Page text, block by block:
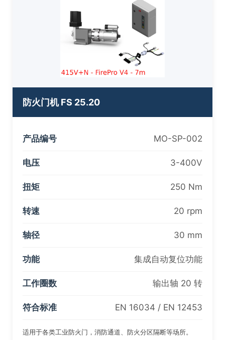
防火门机 FS 25.20
产品编号 MO-SP-002
电压 3-400V
扭矩 250 Nm
转速 20 rpm
轴径 30 mm
功能 集成自动复位功能
工作圈数 输出轴 20 转
符合标准 EN 16034 / EN 12453
适用于各类工业防火门，消防通道、防火分区隔断等场所。